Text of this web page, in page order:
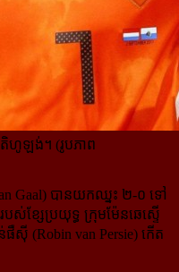
តិហូឡង់។ (រូបភាព
Gaal) បានយកឈ្នះ ២-០ ទៅ
ស់ខ្សែប្រយុទ្ធ ក្រុមម៉ែនឆេស្ទើ
ស៊ី (Robin van Persie) កើត